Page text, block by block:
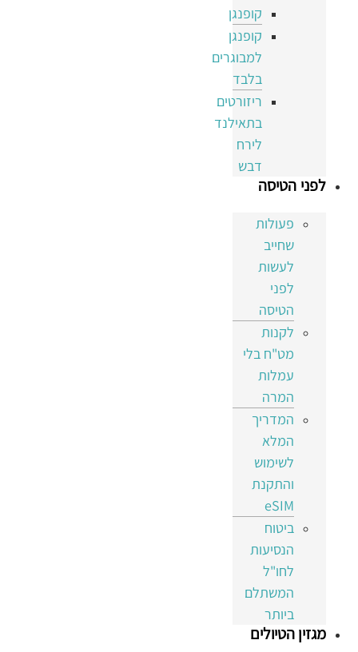
קופנגן
קופנגן
למבוגרים
בלבד
ריזורטים
בתאילנד
לירח
דבש
לפני הטיסה
פעולות
שחייב
לעשות
לפני
הטיסה
לקנות
מט"ח בלי
עמלות
המרה
המדריך
המלא
לשימוש
והתקנת
eSIM
ביטוח
הנסיעות
לחו"ל
המשתלם
ביותר
מגזין הטיולים